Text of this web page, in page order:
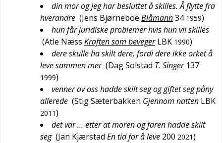
din mor og jeg har besluttet å skilles. Å flytte fra
hverandre (Jens Bjørneboe Blåmann34 1959)
hun får juridiske problemer hvis hun vil skilles
(Atle Næss Kraften som beveger LBK 1990)
dere skulle ha skilt dere, fordi dere ikke orket å
leve sammen mer (Dag Solstad T. Singer 137
1999)
venner av oss hadde skilt seg og giftet seg påny
allerede (Stig Sæterbakken Gjennom natten LBK
2011)
det var … etter at moren og faren hadde skilt
seg (Jan Kjærstad En tid for å leve 200 2021)